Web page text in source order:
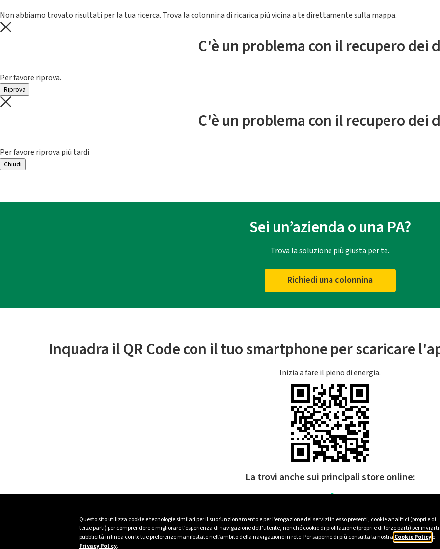
Questo sito utilizza cookie e tecnologie similari per il suo funzionamento e per l’erogazione dei servizi in esso presenti, cookie analitici (propri e di
terze parti) per comprendere e migliorare l’esperienza di navigazione dell’utente, nonché cookie di profilazione (propri e di terze parti) per inviarti
pubblicità in linea con le tue preferenze manifestate nell’ambito della navigazione in rete. Per saperne di più consulta la nostra Cookie Policye
Privacy Policy.
Non abbiamo trovato risultati per la tua ricerca. Trova la colonnina di ricarica piú vicina a te direttamente sulla mappa.
C'è un problema con il recupero dei
Per favore riprova.
Riprova
C'è un problema con il recupero dei
Per favore riprova piú tardi
Chiudi
Sei un’azienda o una PA?
Trova la soluzione più giusta per te.
Richiedi una colonnina
Inquadra il QR Code con il tuo smartphone per scaricare
Inizia a fare il pieno di energia.
La trovi anche sui principali store online: